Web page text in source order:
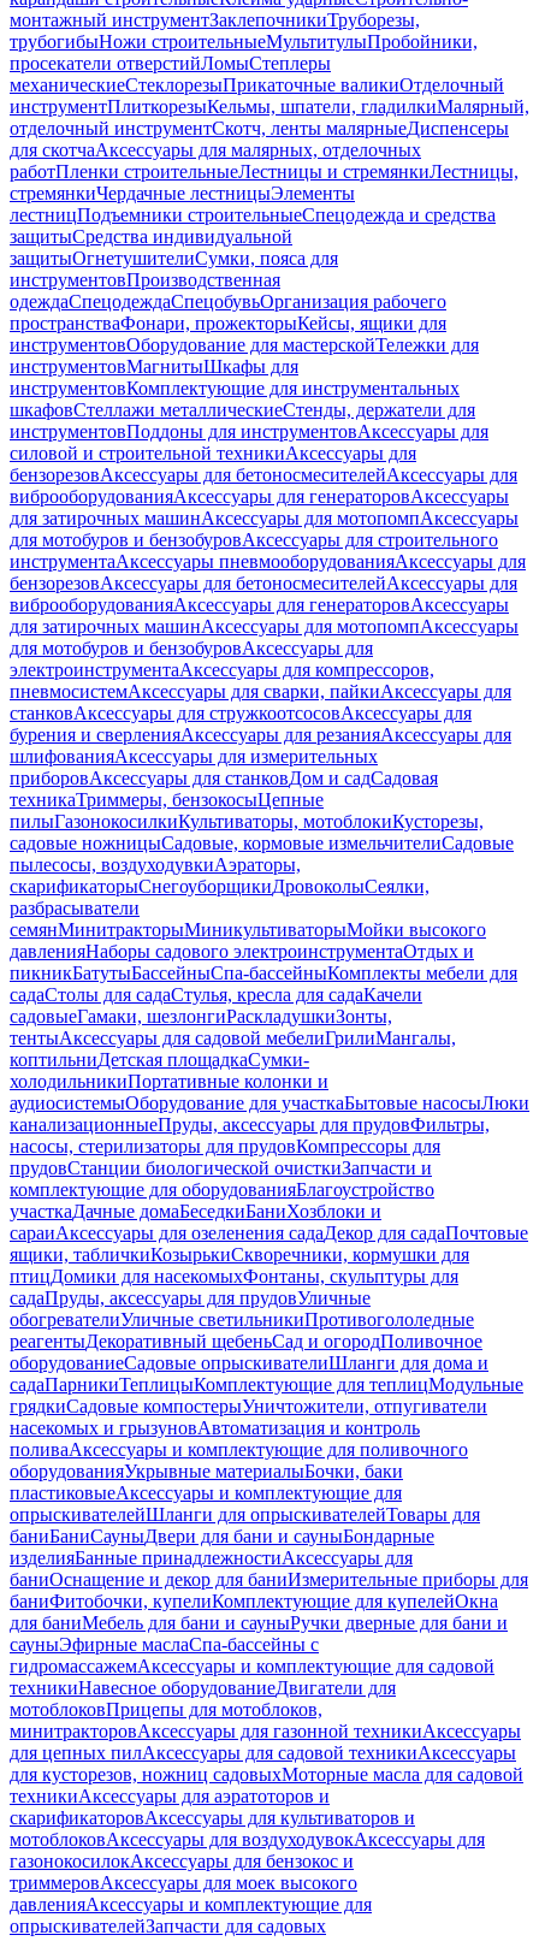
монтажный инструментЗаклепочникиТруборезы,
трубогибыНожи строительныеМультитулыПробойники,
просекатели отверстийЛомыСтеплеры
механическиеСтеклорезыПрикаточные валикиОтделочный
инструментПлиткорезыКельмы, шпатели, гладилкиМалярный,
отделочный инструментСкотч, ленты малярныеДиспенсеры
для скотчаАксессуары для малярных, отделочных
работПленки строительныеЛестницы и стремянкиЛестницы,
стремянкиЧердачные лестницыЭлементы
лестницПодъемники строительныеСпецодежда и средства
защитыСредства индивидуальной
защитыОгнетушителиСумки, пояса для
инструментовПроизводственная
одеждаСпецодеждаСпецобувьОрганизация рабочего
пространстваФонари, прожекторыКейсы, ящики для
инструментовОборудование для мастерскойТележки для
инструментовМагнитыШкафы для
инструментовКомплектующие для инструментальных
шкафовСтеллажи металлическиеСтенды, держатели для
инструментовПоддоны для инструментовАксессуары для
силовой и строительной техникиАксессуары для
бензорезовАксессуары для бетоносмесителейАксессуары для
виброоборудованияАксессуары для генераторовАксессуары
для затирочных машинАксессуары для мотопомпАксессуары
для мотобуров и бензобуровАксессуары для строительного
инструментаАксессуары пневмооборудованияАксессуары для
бензорезовАксессуары для бетоносмесителейАксессуары для
виброоборудованияАксессуары для генераторовАксессуары
для затирочных машинАксессуары для мотопомпАксессуары
для мотобуров и бензобуровАксессуары для
электроинструментаАксессуары для компрессоров,
пневмосистемАксессуары для сварки, пайкиАксессуары для
станковАксессуары для стружкоотсосовАксессуары для
бурения и сверленияАксессуары для резанияАксессуары для
шлифованияАксессуары для измерительных
приборовАксессуары для станковДом и садСадовая
техникаТриммеры, бензокосыЦепные
пилыГазонокосилкиКультиваторы, мотоблокиКусторезы,
садовые ножницыСадовые, кормовые измельчителиСадовые
пылесосы, воздуходувкиАэраторы,
скарификаторыСнегоуборщикиДровоколыСеялки,
разбрасыватели
семянМинитракторыМиникультиваторыМойки высокого
давленияНаборы садового электроинструментаОтдых и
пикникБатутыБассейныСпа-бассейныКомплекты мебели для
садаСтолы для садаСтулья, кресла для садаКачели
садовыеГамаки, шезлонгиРаскладушкиЗонты,
тентыАксессуары для садовой мебелиГрилиМангалы,
коптильниДетская площадкаСумки-
холодильникиПортативные колонки и
аудиосистемыОборудование для участкаБытовые насосыЛюки
канализационныеПруды, аксессуары для прудовФильтры,
насосы, стерилизаторы для прудовКомпрессоры для
прудовСтанции биологической очисткиЗапчасти и
комплектующие для оборудованияБлагоустройство
участкаДачные домаБеседкиБаниХозблоки и
сараиАксессуары для озеленения садаДекор для садаПочтовые
ящики, табличкиКозырькиСкворечники, кормушки для
птицДомики для насекомыхФонтаны, скульптуры для
садаПруды, аксессуары для прудовУличные
обогревателиУличные светильникиПротивогололедные
реагентыДекоративный щебеньСад и огородПоливочное
оборудованиеСадовые опрыскивателиШланги для дома и
садаПарникиТеплицыКомплектующие для теплицМодульные
грядкиСадовые компостерыУничтожители, отпугиватели
насекомых и грызуновАвтоматизация и контроль
поливаАксессуары и комплектующие для поливочного
оборудованияУкрывные материалыБочки, баки
пластиковыеАксессуары и комплектующие для
опрыскивателейШланги для опрыскивателейТовары для
баниБаниСауныДвери для бани и сауныБондарные
изделияБанные принадлежностиАксессуары для
баниОснащение и декор для баниИзмерительные приборы для
баниФитобочки, купелиКомплектующие для купелейОкна
для баниМебель для бани и сауныРучки дверные для бани и
сауныЭфирные маслаСпа-бассейны с
гидромассажемАксессуары и комплектующие для садовой
техникиНавесное оборудованиеДвигатели для
мотоблоковПрицепы для мотоблоков,
минитракторовАксессуары для газонной техникиАксессуары
для цепных пилАксессуары для садовой техникиАксессуары
для кусторезов, ножниц садовыхМоторные масла для садовой
техникиАксессуары для аэратоторов и
скарификаторовАксессуары для культиваторов и
мотоблоковАксессуары для воздуходувокАксессуары для
газонокосилокАксессуары для бензокос и
триммеровАксессуары для моек высокого
давленияАксессуары и комплектующие для
опрыскивателейЗапчасти для садовых